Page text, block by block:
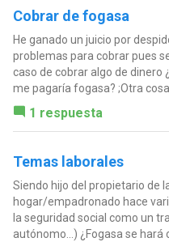
Cobrar de fogasa
He ganado un juicio por
problemas para cobrar pues
caso de cobrar algo de dinero
me pagaría fogasa? ;Otra cosa
1 respuesta
Temas laborales
Siendo hijo del propietario de
hogar/empadronado hace
la seguridad social como un
autónomo...) ¿Fogasa se hará